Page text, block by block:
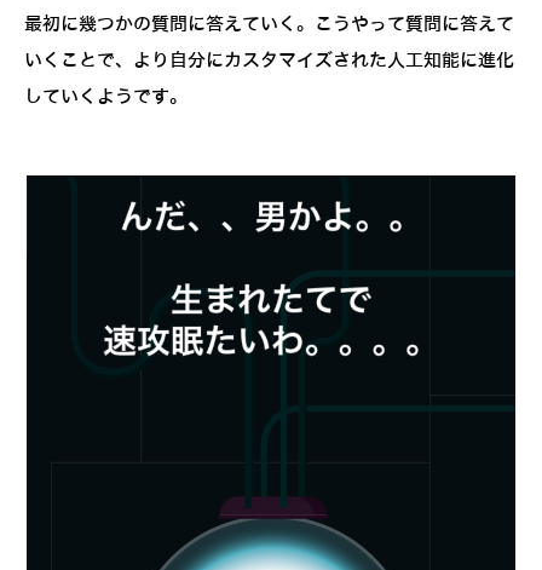
最初に幾つかの質問に答えていく。こうやって質問に答えて
いくことで、より自分にカスタマイズされた人工知能に進化
していくようです。